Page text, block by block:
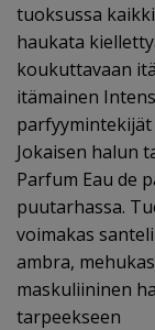
tuoksussa
haukata
koukuttavaan
itämainen
parfyymintekijät
Jokaisen halun
Parfum Eau de
puutarhassa.
voimakas
ambra,
maskuliininen
tarpeekseen